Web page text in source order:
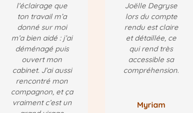
l’éclairage que
ton travail m’a
donné sur moi
m’a bien aidé : j’ai
déménagé puis
ouvert mon
cabinet. J’ai aussi
rencontré mon
compagnon, et ça
vraiment c’est un
Joëlle Degryse
lors du compte
rendu est claire
et détaillée, ce
qui rend très
accessible sa
compréhension.
Myriam